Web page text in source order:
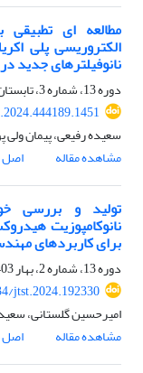
مطالعه ای تطبیقی
الکتروریسی پلی
نانوفیلترهای جدید
دوره 13، شماره 3، تابستان 1403، صفحه
سعیده رفیعی، پیمان ولی
مشاهده مقاله
اصل
تولید و بررسی
برای کاربردهای
دوره 13، شماره 2، بهار 1403، صفحه
jtst.2024.192330
امیرحسین گلستانی،
مشاهده مقاله
اصل